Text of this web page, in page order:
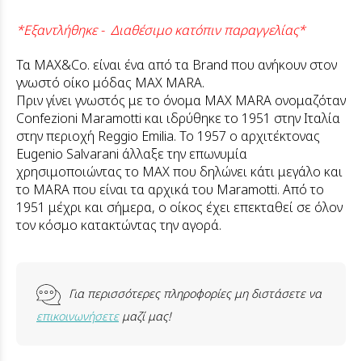
*Εξαντλήθηκε - Διαθέσιμο κατόπιν παραγγελίας*
Τα MAX&Co. είναι ένα από τα Brand που ανήκουν στον
γνωστό οίκο μόδας MAX MARA.
Πριν γίνει γνωστός με το όνομα MAX MARA ονομαζόταν
Confezioni Maramotti και ιδρύθηκε το 1951 στην Ιταλία
στην περιοχή Reggio Emilia. Το 1957 ο αρχιτέκτονας
Eugenio Salvarani άλλαξε την επωνυμία
χρησιμοποιώντας το MAX που δηλώνει κάτι μεγάλο και
το MARA που είναι τα αρχικά του Maramotti. Από το
1951 μέχρι και σήμερα, ο οίκος έχει επεκταθεί σε όλον
τον κόσμο κατακτώντας την αγορά.
Για περισσότερες πληροφορίες μη διστάσετε να
επικοινωνήσετεμαζί μας!